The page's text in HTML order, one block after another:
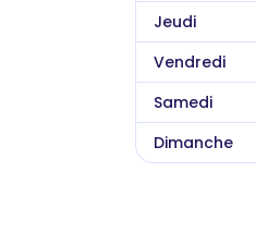
Jeudi
Vendredi
Samedi
Dimanche